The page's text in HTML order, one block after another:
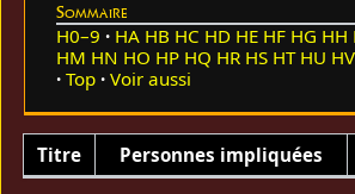
Sommaire
H0–9 HA HB HC HD HE HF HG HH
HM HN HO HP HQ HR HS HT HU HV
Top
Voir aussi
Titre Personnes impliquées